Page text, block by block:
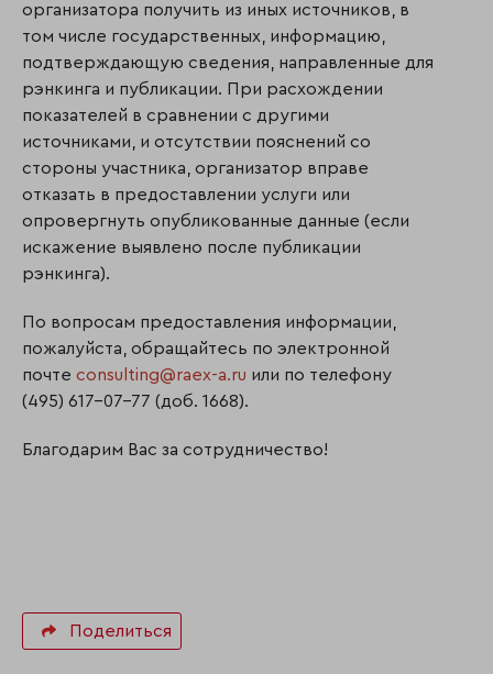
организатора получить из иных источников, в
том числе государственных, информацию,
подтверждающую сведения, направленные для
рэнкинга и публикации. При расхождении
показателей в сравнении с другими
источниками, и отсутствии пояснений со
стороны участника, организатор вправе
отказать в предоставлении услуги или
опровергнуть опубликованные данные (если
искажение выявлено после публикации
рэнкинга).
По вопросам предоставления информации,
пожалуйста, обращайтесь по электронной
почте consulting@raex-a.ru или по телефону
(495) 617-07-77 (доб. 1668).
Благодарим Вас за сотрудничество!
Поделиться